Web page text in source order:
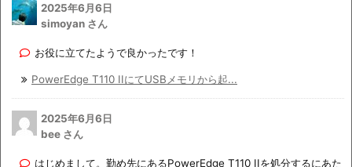
2025年6月6日
simoyan さん
お役に立てたようで良かったです！
PowerEdge T110 IIにてUSBメモリから起...
2025年6月6日
bee さん
はじめまして。勤め先にあるPowerEdge T110 IIを処分するにあた